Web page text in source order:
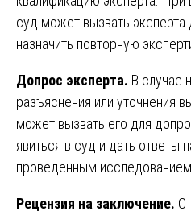
суд может вызвать эксперта
назначить повторную
Допрос эксперта. В случае
разъяснения или уточнения
может вызвать его для
явиться в суд и дать ответы
проведенным исследованием.
Рецензия на заключение.